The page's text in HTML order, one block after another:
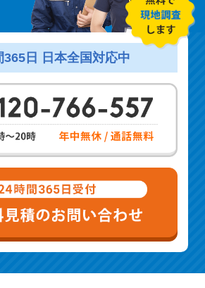
365日 日本全国対応中